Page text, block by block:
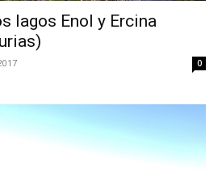
lagos Enol y Ercina
0